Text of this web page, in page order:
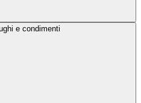
e condimenti